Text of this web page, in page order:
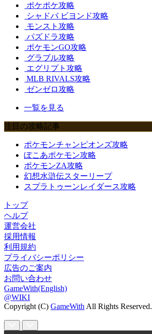
ポケポケ攻略
シャドバ ビヨンド攻略
モンスト攻略
パズドラ攻略
ポケモンGO攻略
グラブル攻略
エグリプト攻略
MLB RIVALS攻略
ゼンゼロ攻略
一覧を見る
注目の攻略記事
ポケモンチャンピオンズ攻略
ぽこあポケモン攻略
ポケモンZA攻略
幻想水滸伝スターリープ
スプラトゥーンレイダース攻略
トップ
ヘルプ
運営会社
採用情報
利用規約
プライバシーポリシー
広告のご案内
お問い合わせ
GameWith(English)
@WIKI
Copyright (C) GameWith All Rights Reserved.